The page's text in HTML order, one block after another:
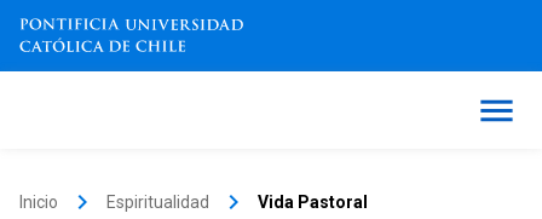
Inicio keyboard_arrow_right Espiritualidad keyboard_arrow_right Vida Pastoral